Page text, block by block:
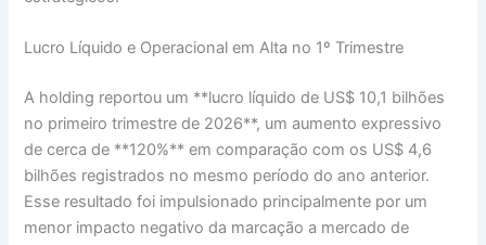
Lucro Líquido e Operacional em Alta no 1º Trimestre
A holding reportou um **lucro líquido de US$ 10,1 bilhões
no primeiro trimestre de 2026**, um aumento expressivo
de cerca de **120%** em comparação com os US$ 4,6
bilhões registrados no mesmo período do ano anterior.
Esse resultado foi impulsionado principalmente por um
menor impacto negativo da marcação a mercado de